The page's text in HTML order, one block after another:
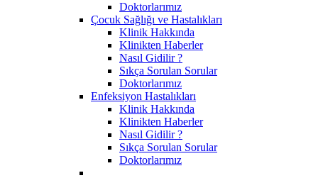
Doktorlarımız
Çocuk Sağlığı ve Hastalıkları
Klinik Hakkında
Klinikten Haberler
Nasıl Gidilir ?
Sıkça Sorulan Sorular
Doktorlarımız
Enfeksiyon Hastalıkları
Klinik Hakkında
Klinikten Haberler
Nasıl Gidilir ?
Sıkça Sorulan Sorular
Doktorlarımız